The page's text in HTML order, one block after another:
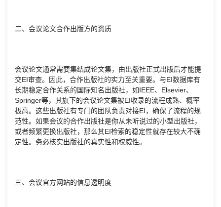
二、会议论文合作出版方的资质
会议论文通常需要集结成论文集，由出版社正式出版后才能提
交EI审查。因此，合作出版社的实力至关重要。与EI数据库有
长期稳定合作关系的国际知名出版社，如IEEE、Elsevier、
Springer等，其旗下的会议论文集被EI收录的流程成熟、概率
极高。这些出版社有专门的团队负责对接EI，确保了流程的规
范性。如果会议的合作出版社是你从未听说过的小型出版社，
或者频繁更换出版社，那么其EI检索的稳定性就存在较大不确
定性。务必核实出版社的真实性和权威性。
三、会议官方网站的信息透明度